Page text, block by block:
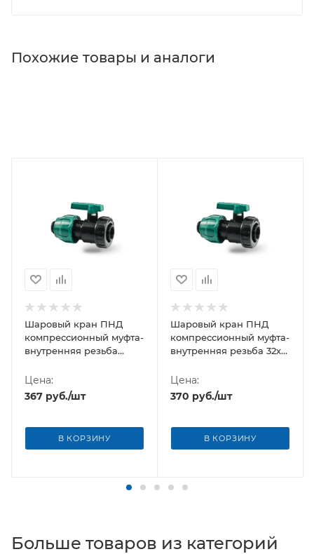
Похожие товары и аналоги
Шаровый кран ПНД
компрессионный муфта-
внутренняя резьба
Цена:
367 руб./шт
В КОРЗИНУ
Шаровый кран ПНД
компрессионный муфта-
внутренняя резьба 32х1"
Цена:
370 руб./шт
В КОРЗИНУ
Больше товаров из категорий